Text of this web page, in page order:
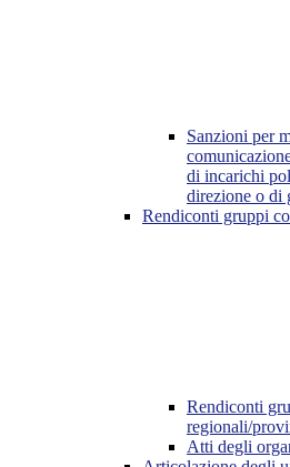
Sanzioni per
di incarichi
direzione o di
Rendiconti gruppi
Rendiconti
regionali/
Atti degli